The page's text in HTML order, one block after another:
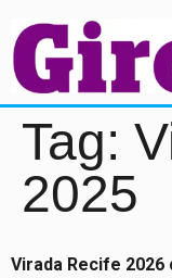
Tag:
2025
Virada Recife